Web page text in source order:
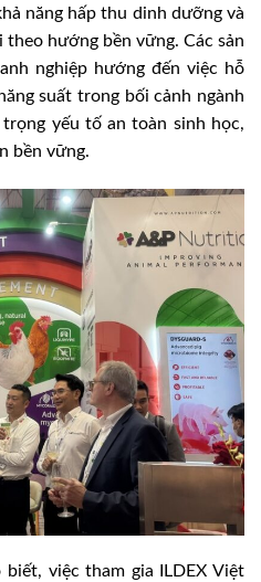
năng hấp thu dinh dưỡng và
theo hướng bền vững. Các sản
nghiệp hướng đến việc hỗ
suất trong bối cảnh ngành
yếu tố an toàn sinh học,
bền vững.
việc tham gia ILDEX Việt